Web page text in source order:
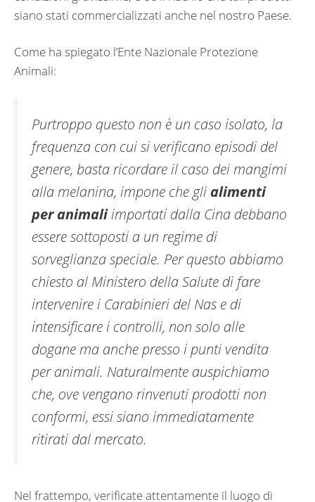
siano stati commercializzati anche nel nostro Paese.
Come ha spiegato l’Ente Nazionale Protezione
Animali:
Purtroppo questo non è un caso isolato, la
frequenza con cui si verificano episodi del
genere, basta ricordare il caso dei mangimi
alla melanina, impone che gli alimenti
per animaliimportati dalla Cina debbano
essere sottoposti a un regime di
sorveglianza speciale. Per questo abbiamo
chiesto al Ministero della Salute di fare
intervenire i Carabinieri del Nas e di
intensificare i controlli, non solo alle
dogane ma anche presso i punti vendita
per animali. Naturalmente auspichiamo
che, ove vengano rinvenuti prodotti non
conformi, essi siano immediatamente
ritirati dal mercato.
Nel frattempo, verificate attentamente il luogo di